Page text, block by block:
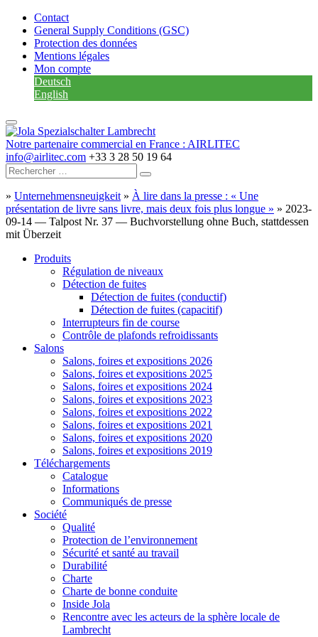
Contact
General Supply Conditions (GSC)
Protection des données
Mentions légales
Mon compte
Deutsch
English
Notre partenaire commercial en France : AIRLITEC
info@airlitec.com +33 3 28 50 19 64
» Unternehmensneuigkeit » À lire dans la presse : « Une
présentation de livre sans livre, mais deux fois plus longue » » 2023-
09-14 — Talpost Nr. 37 — Buchvorstellung ohne Buch, stattdessen
mit Überzeit
Produits
Régulation de niveaux
Détection de fuites
Détection de fuites (conductif)
Détection de fuites (capacitif)
Interrupteurs fin de course
Contrôle de plafonds refroidissants
Salons
Salons, foires et expositions 2026
Salons, foires et expositions 2025
Salons, foires et expositions 2024
Salons, foires et expositions 2023
Salons, foires et expositions 2022
Salons, foires et expositions 2021
Salons, foires et expositions 2020
Salons, foires et expositions 2019
Téléchargements
Catalogue
Informations
Communiqués de presse
Société
Qualité
Protection de l’environnement
Sécurité et santé au travail
Durabilité
Charte
Charte de bonne conduite
Inside Jola
Rencontre avec les acteurs de la sphère locale de
Lambrecht